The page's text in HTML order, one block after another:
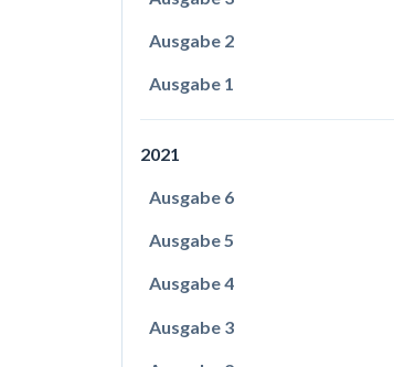
Ausgabe 2
Ausgabe 1
2021
Ausgabe 6
Ausgabe 5
Ausgabe 4
Ausgabe 3